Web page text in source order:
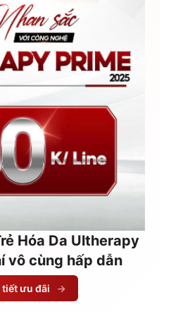
Hóa Da Ultherapy
vô cùng hấp dẫn
tiết ưu đãi →